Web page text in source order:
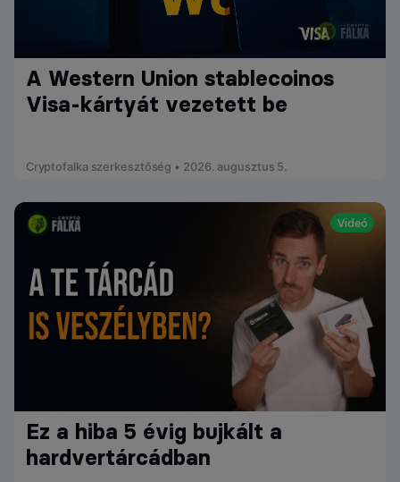
A Western Union stablecoinos
Visa-kártyát vezetett be
Cryptofalka szerkesztőség • 2026. augusztus 5.
Videó
Ez a hiba 5 évig bujkált a
hardvertárcádban